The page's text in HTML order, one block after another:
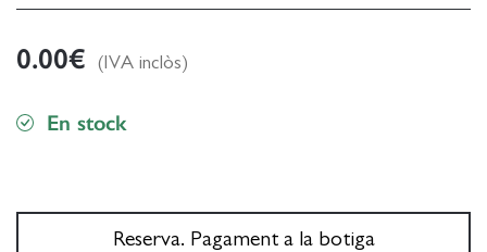
0.00€ (IVA inclòs)
En stock
Reserva. Pagament a la botiga